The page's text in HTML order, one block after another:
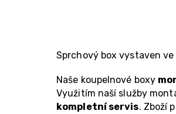
Sprchový box vystaven
Naše koupelnové boxy
Využitím naší služby
kompletní servis. Zboží